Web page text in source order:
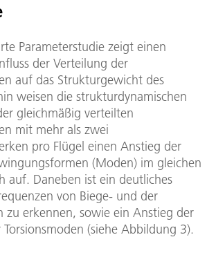
Parameterstudie zeigt einen
der Verteilung der
auf das Strukturgewicht des
weisen die strukturdynamischen
gleichmäßig verteilten
mit mehr als zwei
pro Flügel einen Anstieg der
(Moden) im gleichen
auf. Daneben ist ein deutliches
von Biege- und der
zu erkennen, sowie ein Anstieg der
Torsionsmoden (siehe Abbildung 3).